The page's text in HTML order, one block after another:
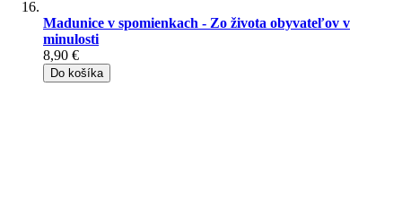
Madunice v spomienkach - Zo života obyvateľov v
minulosti
8,90 €
Do košíka